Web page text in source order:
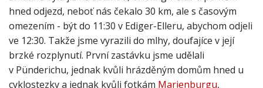
hned odjezd, neboť nás čekalo 30 km, ale s časovým
omezením - být do 11:30 v Ediger-Elleru, abychom odjeli
ve 12:30. Takže jsme vyrazili do mlhy, doufajíce v její
brzké rozplynutí. První zastávku jsme udělali
v Pünderichu, jednak kvůli hrázděným domům hned u
cyklostezky a jednak kvůli fotkám Marienburgu